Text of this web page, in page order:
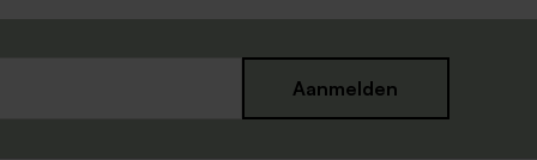
Aanmelden